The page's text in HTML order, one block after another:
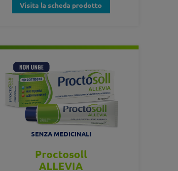
Visita la scheda prodotto
SENZA MEDICINALI
Proctosoll
ALLEVIA